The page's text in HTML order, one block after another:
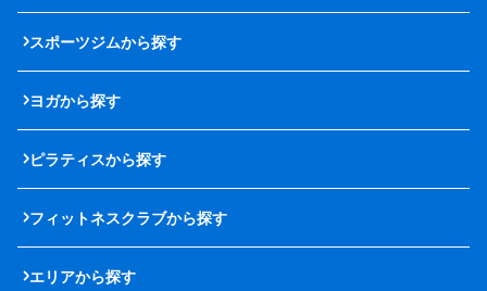
スポーツジムから探す
ヨガから探す
ピラティスから探す
フィットネスクラブから探す
エリアから探す